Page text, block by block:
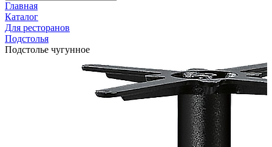
Главная
Каталог
Для ресторанов
Подстолья
Подстолье чугунное